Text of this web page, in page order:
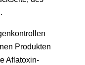
Produkten
Aflatoxin-